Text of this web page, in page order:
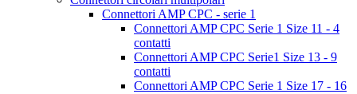
Connettori AMP CPC - serie 1
Connettori AMP CPC Serie 1 Size 11 - 4
contatti
Connettori AMP CPC Serie1 Size 13 - 9
contatti
Connettori AMP CPC Serie 1 Size 17 - 16